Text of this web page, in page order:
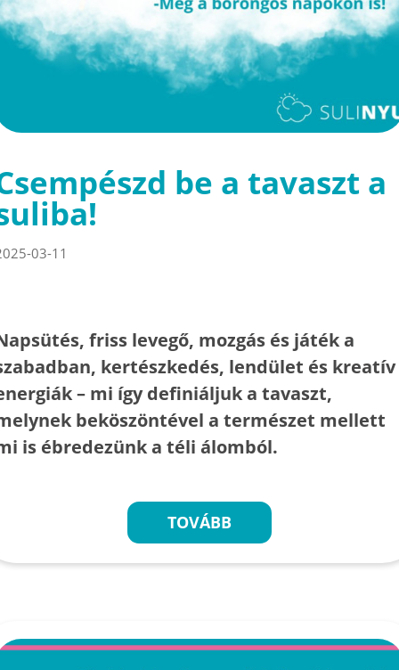
be a tavaszt a
03-11
friss levegő, mozgás és játék a
kertészkedés, lendület és kreatív
– mi így definiáljuk a tavaszt,
beköszöntével a természet mellett
is ébredezünk a téli álomból.
TOVÁBB